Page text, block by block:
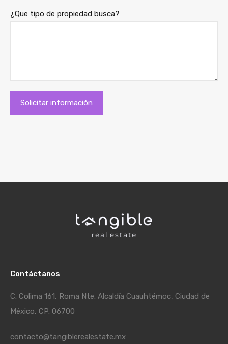
¿Que tipo de propiedad busca?
Contáctanos
C. Colima 161, Roma Nte. Alcaldía Cuauhtémoc, Ciudad de
México, CP. 06700
contacto@tangiblerealestate.mx